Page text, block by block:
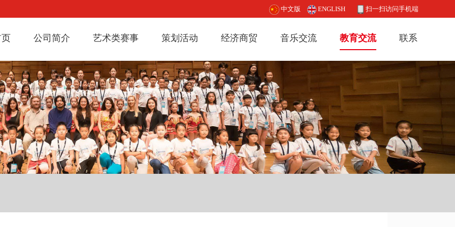
中文版 ENGLISH 扫一扫访问手机端
公司简介 艺术类赛事 策划活动 经济商贸 音乐交流 教育交流 联系